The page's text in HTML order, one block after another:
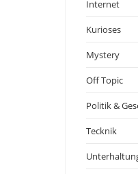
Internet
Kurioses
Mystery
Off Topic
Politik &
Tecknik